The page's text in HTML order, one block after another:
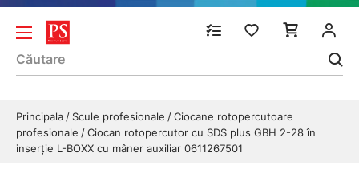
Principala Scule profesionale
Ciocane rotopercutoare
profesionale
Ciocan rotopercutor cu SDS plus GBH 2-28 în
inserţie L-BOXX cu mâner auxiliar 0611267501